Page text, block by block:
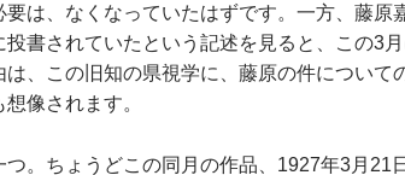
要は、なくなっていたはずです。一方、藤原
投書されていたという記述を見ると、この3
は、この旧知の県視学に、藤原の件について
像されます。
。ちょうどこの同月の作品、1927年3月21